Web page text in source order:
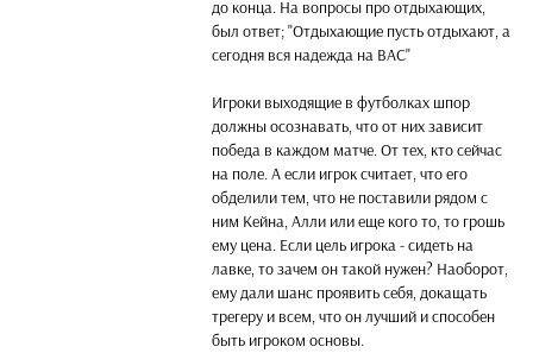
до конца. На вопросы про отдыхающих,
был ответ; "Отдыхающие пусть отдыхают, а
сегодня вся надежда на ВАС"
Игроки выходящие в футболках шпор
должны осознавать, что от них зависит
победа в каждом матче. От тех, кто сейчас
на поле. А если игрок считает, что его
обделили тем, что не поставили рядом с
ним Кейна, Алли или еще кого то, то грошь
ему цена. Если цель игрока - сидеть на
лавке, то зачем он такой нужен? Наоборот,
ему дали шанс проявить себя, докащать
трегеру и всем, что он лучший и способен
быть игроком основы.